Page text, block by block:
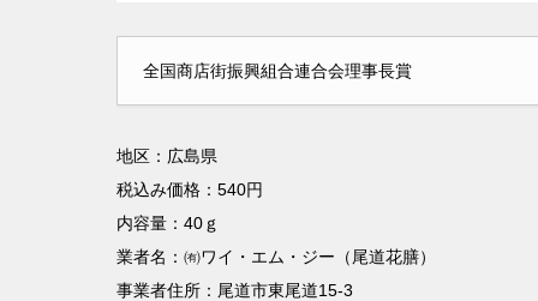
全国商店街振興組合連合会理事長賞
地区：広島県
税込み価格：540円
内容量：40ｇ
業者名：㈲ワイ・エム・ジー（尾道花膳）
事業者住所：尾道市東尾道15-3